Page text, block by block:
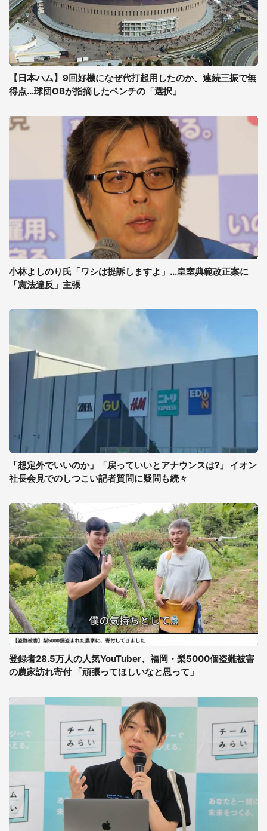
【日本ハム】9回好機になぜ代打起用したのか、連続三振で無
得点...球団OBが指摘したベンチの「選択」
小林よしのり氏「ワシは提訴しますよ」...皇室典範改正案に
「憲法違反」主張
「想定外でいいのか」「戻っていいとアナウンスは?」 イオン
社長会見でのしつこい記者質問に疑問も続々
登録者28.5万人の人気YouTuber、福岡・梨5000個盗難被害
の農家訪れ寄付 「頑張ってほしいなと思って」